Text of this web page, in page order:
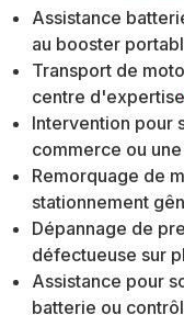
Assistance
au booster
Transport de
centre d'expertise
Intervention pour
commerce ou
Remorquage de
stationnement
Dépannage de
défectueuse sur
Assistance pour
batterie ou